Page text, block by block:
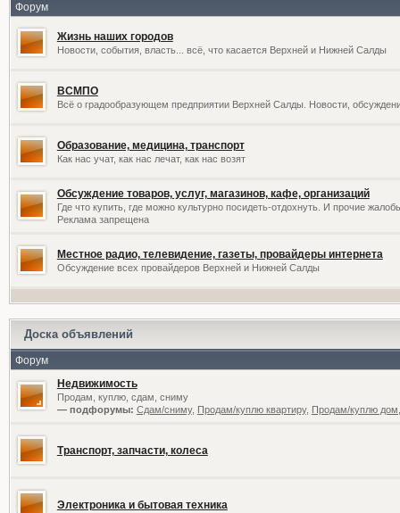
Форум
Жизнь наших городов
Новости, события, власть... всё, что касается Верхней и Нижней Салды
ВСМПО
Всё о градообразующем предприятии Верхней Салды. Новости,
Образование, медицина, транспорт
Как нас учат, как нас лечат, как нас возят
Обсуждение товаров, услуг, магазинов, кафе, организаций
Где что купить, где можно культурно посидеть-отдохнуть. И прочие
Реклама запрещена
Местное радио, телевидение, газеты, провайдеры интернета
Обсуждение всех провайдеров Верхней и Нижней Салды
Доска объявлений
Форум
Недвижимость
Продам, куплю, сдам, сниму
— подфорумы: Сдам/сниму, Продам/куплю квартиру, Продам/куплю
Транспорт, запчасти, колеса
Электроника и бытовая техника